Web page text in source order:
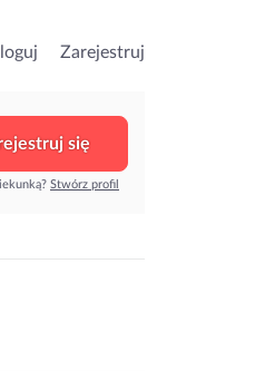
Zarejestruj
się
Stwórz profil